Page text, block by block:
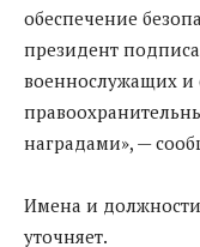
обеспечение
президент
военнослужащих и
наградами», —
Имена и
уточняет.